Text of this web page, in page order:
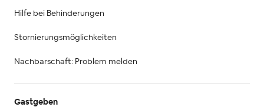
Hilfe bei Behinderungen
Stornierungsmöglichkeiten
Nachbarschaft: Problem melden
Gastgeben